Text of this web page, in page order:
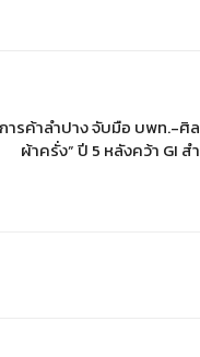
ารค้าลำปาง จับมือ บพท.-ศิ
ผ้าครั่ง” ปี 5 หลังคว้า GI